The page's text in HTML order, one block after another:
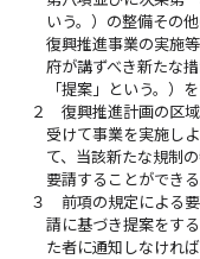
いう。）の整備その
復興推進事業の実施
府が講ずべき新たな
「提案」という。）
２
復興推進計画の区
受けて事業を実施し
て、当該新たな規制
要請することができる
３
前項の規定による
請に基づき提案をす
た者に通知しなけれ